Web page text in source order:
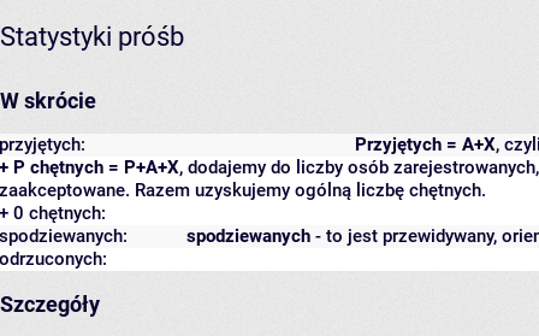
Statystyki próśb
W skrócie
Przyjętych = A+X,
przyjętych:
+ P chętnych = P+A+X, dodajemy do liczby osób
zaakceptowane. Razem uzyskujemy ogólną liczbę chętnych.
+ 0 chętnych:
spodziewanych - to jest przewidywany,
spodziewanych:
odrzuconych:
Szczegóły